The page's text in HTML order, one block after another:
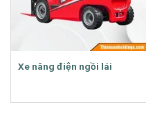
Xe nâng điện ngồi lái